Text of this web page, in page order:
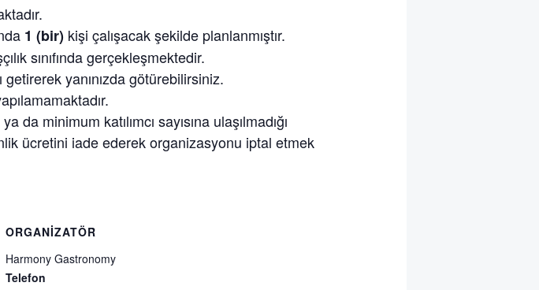
1 (bir)kişi çalışacak şekilde planlanmıştır.
sınıfında gerçekleşmektedir.
getirerek yanınızda götürebilirsiniz.
minimum katılımcı sayısına ulaşılmadığı
ücretini iade ederek organizasyonu iptal etmek
ORGANIZATÖR
Harmony Gastronomy
Telefon